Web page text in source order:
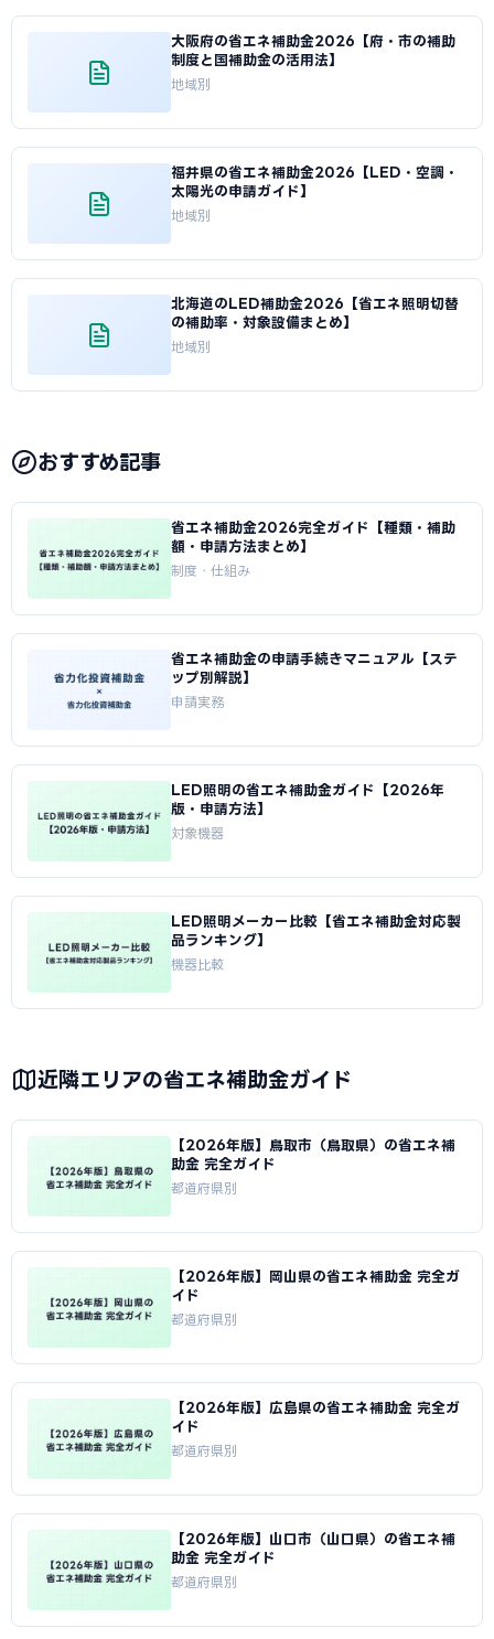
大阪府の省エネ補助金2026【府・市の補助
制度と国補助金の活用法】
地域別
福井県の省エネ補助金2026【LED・空調・
太陽光の申請ガイド】
地域別
北海道のLED補助金2026【省エネ照明切替
の補助率・対象設備まとめ】
地域別
おすすめ記事
省エネ補助金2026完全ガイド【種類・補助
額・申請方法まとめ】
制度・仕組み
省エネ補助金の申請手続きマニュアル【ステ
ップ別解説】
申請実務
LED照明の省エネ補助金ガイド【2026年
版・申請方法】
対象機器
LED照明メーカー比較【省エネ補助金対応製
品ランキング】
機器比較
近隣エリアの省エネ補助金ガイド
【2026年版】鳥取市（鳥取県）の省エネ補
助金 完全ガイド
都道府県別
【2026年版】岡山県の省エネ補助金 完全ガ
イド
都道府県別
【2026年版】広島県の省エネ補助金 完全ガ
イド
都道府県別
【2026年版】山口市（山口県）の省エネ補
助金 完全ガイド
都道府県別